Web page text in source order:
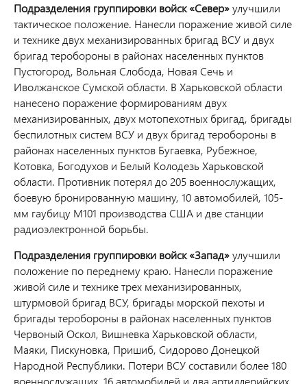
Подразделения группировки войск «Север»улучшили
тактическое положение. Нанесли поражение живой силе
и технике двух механизированных бригад ВСУ и двух
бригад теробороны в районах населенных пунктов
Пустогород, Вольная Слобода, Новая Сечь и
Иволжанское Сумской области. В Харьковской области
нанесено поражение формированиям двух
механизированных, двух мотопехотных бригад, бригады
беспилотных систем ВСУ и двух бригад теробороны в
районах населенных пунктов Бугаевка, Рубежное,
Котовка, Богодухов и Белый Колодезь Харьковской
области. Противник потерял до 205 военнослужащих,
боевую бронированную машину, 10 автомобилей, 105-
мм гаубицу М101 производства США и две станции
радиоэлектронной борьбы.
Подразделения группировки войск «Запад»улучшили
положение по переднему краю. Нанесли поражение
живой силе и технике трех механизированных,
штурмовой бригад ВСУ, бригады морской пехоты и
бригады теробороны в районах населенных пунктов
Червоный Оскол, Вишневка Харьковской области,
Маяки, Пискуновка, Пришиб, Сидорово Донецкой
Народной Республики. Потери ВСУ составили более 180